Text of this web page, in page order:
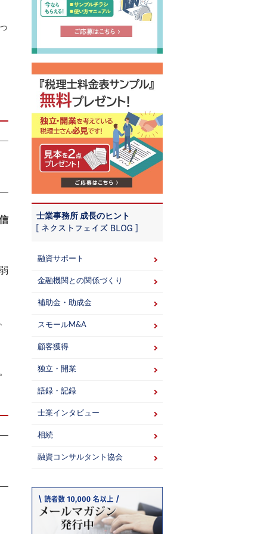
士業事務所 成長のヒント
融資サポート
金融機関との関係づくり
補助金・助成金
スモールM&A
顧客獲得
独立・開業
語録・記録
士業インタビュー
相続
融資コンサルタント協会